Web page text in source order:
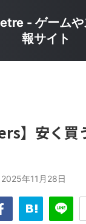
- ゲームや
報サイト
】安く
2025年11月28日